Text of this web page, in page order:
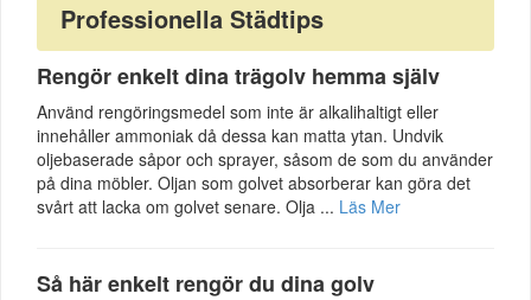
Professionella Städtips
Rengör enkelt dina trägolv hemma själv
Använd rengöringsmedel som inte är alkalihaltigt eller
innehåller ammoniak då dessa kan matta ytan. Undvik
oljebaserade såpor och sprayer, såsom de som du använder
på dina möbler. Oljan som golvet absorberar kan göra det
svårt att lacka om golvet senare. Olja ... Läs Mer
Så här enkelt rengör du dina golv